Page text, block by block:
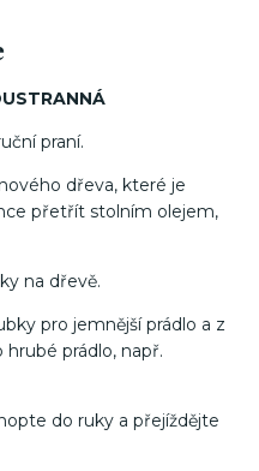
praní.
dřeva, které je
přetřít stolním olejem,
na dřevě.
pro jemnější prádlo a z
prádlo, např.
do ruky a přejíždějte